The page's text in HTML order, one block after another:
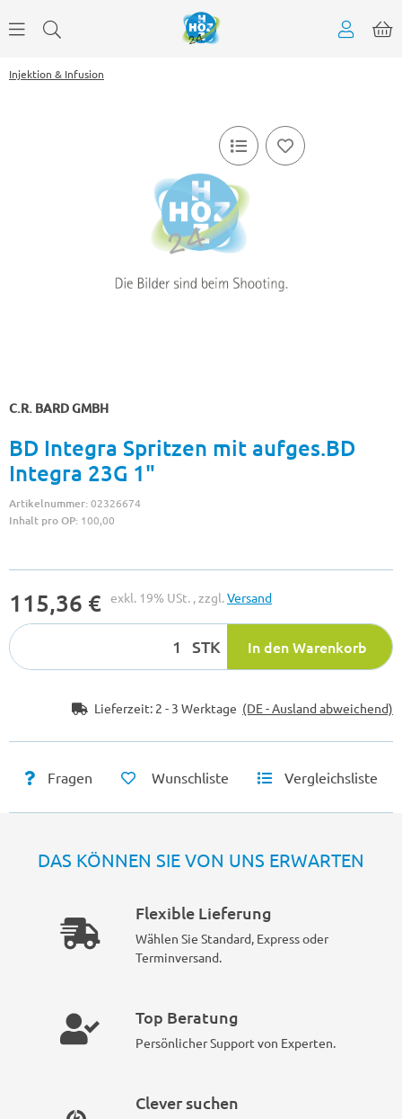
Injektion & Infusion
C.R. BARD GMBH
BD Integra Spritzen mit aufges.BD
Integra 23G 1"
Artikelnummer:02326674
Inhalt pro OP: 100,00
115,36 € exkl. 19% USt. , zzgl.Versand
STK In den Warenkorb
Lieferzeit: 2 - 3 Werktage (DE - Ausland abweichend)
Fragen Wunschliste Vergleichsliste
DAS KÖNNEN SIE VON UNS ERWARTEN
Flexible Lieferung
Wählen Sie Standard, Express oder
Terminversand.
Top Beratung
Persönlicher Support von Experten.
Clever suchen